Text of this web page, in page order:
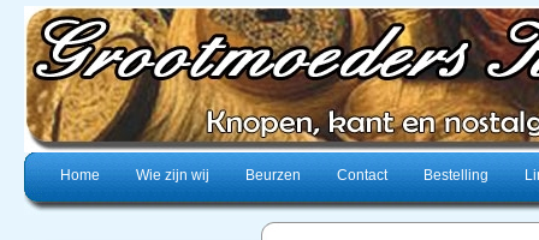
Home Wie zijn wij Beurzen Contact Bestelling